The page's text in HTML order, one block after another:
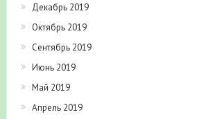
Декабрь 2019
Октябрь 2019
Сентябрь 2019
Июнь 2019
Май 2019
Апрель 2019